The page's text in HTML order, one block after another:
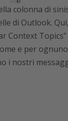
colonna di
di Outlook.
Context
e per
i nostri